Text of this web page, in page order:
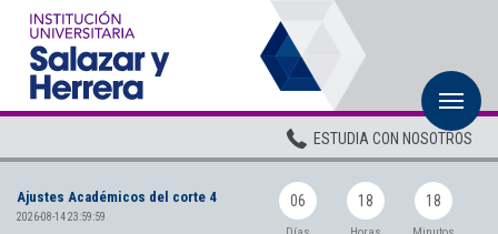
ESTUDIA CON NOSOTROS
Ajustes Académicos del corte 4
2026-08-14 23:59:59
06 18 18
Pregrados